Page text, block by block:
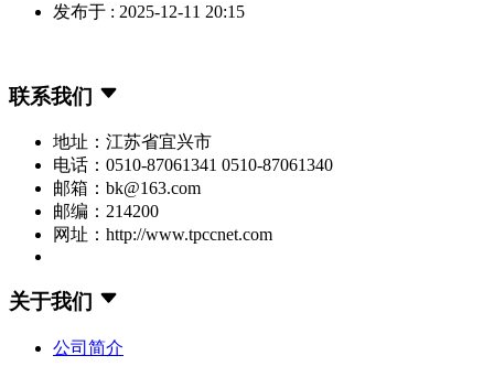
发布于 : 2025-12-11 20:15
联系我们
地址：江苏省宜兴市
电话：0510-87061341 0510-87061340
邮箱：bk@163.com
邮编：214200
网址：http://www.tpccnet.com
关于我们
公司简介